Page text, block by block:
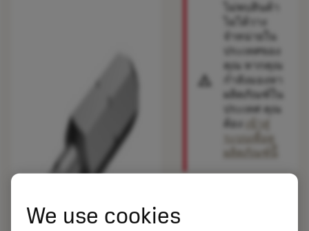
warning
ไม่พบสินค้า
ไม่ได้วาง
จำหน่ายใน
ประเทศของ
คุณ หากคุณ
กำลังมองหา
ผลิตภัณฑ์ใน
ประเทศ คุณ
ต้อง
ระบบเพื่อดู
ผลิตภัณฑ์นี้
We use cookies